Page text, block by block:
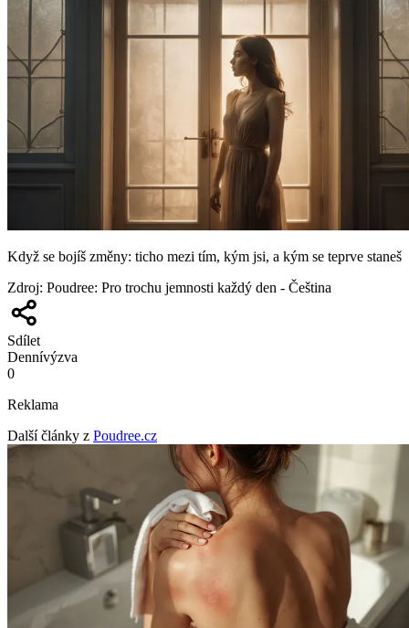
Když se bojíš změny: ticho mezi tím, kým jsi, a kým se teprve staneš
Zdroj: Poudree: Pro trochu jemnosti každý den - Čeština
Sdílet
Dennívýzva
0
Reklama
Další články z Poudree.cz